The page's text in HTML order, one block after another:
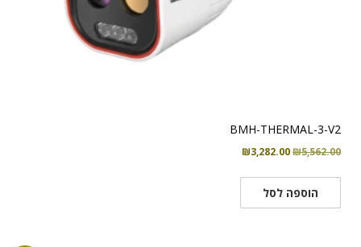
BMH-THERMAL-3-V2
₪5,562.00
המחיר
היה:
₪3,282.00
הוספה לסל